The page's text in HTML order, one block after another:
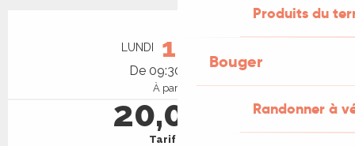
Produits du
Bouger
Randonner à
Ouverture et coordonnées
LUNDI 10
De 09:30 à 12:00
À partir de
20,00 €
Tarif plein